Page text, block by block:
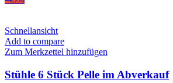
Schnellansicht
Add to compare
Zum Merkzettel hinzufügen
Stühle 6 Stück Pelle im Abverkauf